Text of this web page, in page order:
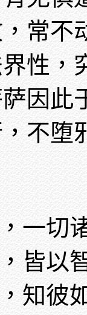
常不
性，
因此
不堕
一切
皆以
知彼